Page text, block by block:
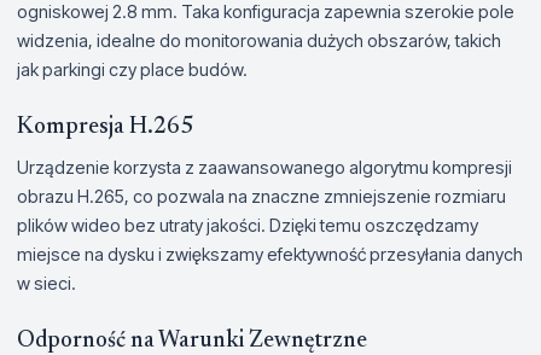
ogniskowej 2.8 mm. Taka konfiguracja zapewnia szerokie pole
widzenia, idealne do monitorowania dużych obszarów, takich
jak parkingi czy place budów.
Kompresja H.265
Urządzenie korzysta z zaawansowanego algorytmu kompresji
obrazu H.265, co pozwala na znaczne zmniejszenie rozmiaru
plików wideo bez utraty jakości. Dzięki temu oszczędzamy
miejsce na dysku i zwiększamy efektywność przesyłania danych
w sieci.
Odporność na Warunki Zewnętrzne